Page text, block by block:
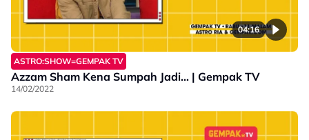
04:16
ASTRO:SHOW=GEMPAK TV
Azzam Sham Kena Sumpah Jadi... | Gempak TV
14/02/2022